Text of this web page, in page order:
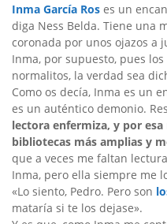
Inma García Ros es un
diga Ness Belda. Tiene una
coronada por unos ojazos a
Inma, por supuesto, pues
normalitos, la verdad sea
Como os decía, Inma es un
es un auténtico demonio.
lectora enfermiza, y por
bibliotecas más amplias y
que a veces me faltan
Inma, pero ella siempre me
«Lo siento, Pedro. Pero son
mataría si te los dejase».